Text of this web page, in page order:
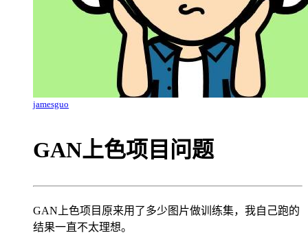
jamesguo
GAN上色项目问题
GAN上色项目原来用了多少图片做训练集，我自己跑的
结果一直不太理想。